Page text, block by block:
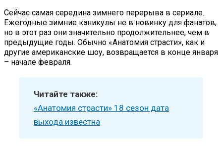
Сейчас самая середина зимнего перерыва в сериале.
Ежегодные зимние каникулы не в новинку для фанатов,
но в этот раз они значительно продолжительнее, чем в
предыдущие годы. Обычно «Анатомия страсти», как и
другие американские шоу, возвращается в конце января
– начале февраля.
Читайте также:
«Анатомия страсти» 18 сезон дата
выхода известна